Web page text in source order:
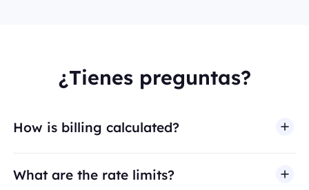
¿Tienes preguntas?
How is billing calculated?
What are the rate limits?